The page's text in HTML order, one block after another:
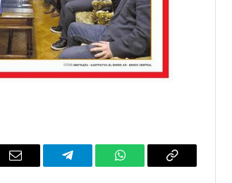
Email Telegram WhatsAppCopy